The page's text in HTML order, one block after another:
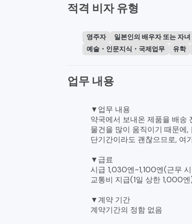
적격 비자 유형
영주자 일본인의 배우자 또는 자녀
예술・인문지식・국제업무
유학
업무 내용
▼업무 내용
약국에서 보내온 제품을 배송
물건을 많이 움직이기 때문에
단기간이라도 괜찮으므로, 여
▼급료
시급 1,030엔~1,100엔(근무
교통비 지급(1일 상한 1,000
▼계약 기간
계약기간의 정함 없음